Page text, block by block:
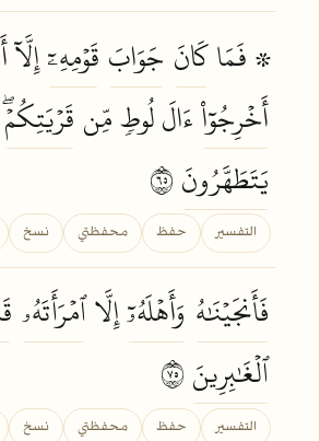
۞ فَمَاكَانَ جَوَابَ قَوۡمِهِۦٓإِلَّآ
أَخۡرِجُوٓاْءَالَ لُوطٖ مِّن قَرۡيَتِكُمۡۖ
يَتَطَهَّرُونَ
التفسير حفظ محفظتي نسخ
فَأَنجَيۡنَٰهُ وَأَهۡلَهُۥٓإِلَّاٱمۡرَأَتَهُۥ
ٱلۡغَٰبِرِينَ
التفسير حفظ محفظتي نسخ